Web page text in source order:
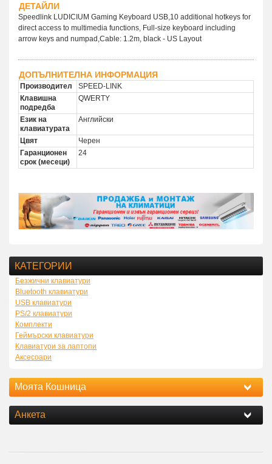
ДЕТАЙЛИ
Speedlink LUDICIUM Gaming Keyboard USB,10 additional hotkeys for
direct access to multimedia functions, Full-size keyboard including
arrow keys and numpad,Cable: 1.2m, black - US Layout
ДОПЪЛНИТЕЛНА ИНФОРМАЦИЯ
Производител
SPEED-LINK
Клавишна
подредба
QWERTY
Език на
клавиатурата
Английски
Цвят
Черен
Гаранционен
срок (месеци)
24
КАТЕГОРИИ
Безжични клавиатури
Bluetooth клавиатури
USB клавиатури
PS/2 клавиатури
Комплекти
Геймърски клавиатури
Клавиатури за лаптопи
Аксесоари
Моята Кошница
Анкета